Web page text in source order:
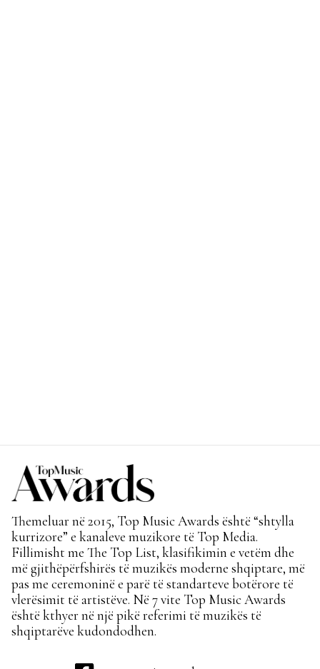
Themeluar në 2015, Top Music Awards është “shtylla
kurrizore” e kanaleve muzikore të Top Media.
Fillimisht me The Top List, klasifikimin e vetëm dhe
më gjithëpërfshirës të muzikës moderne shqiptare, më
pas me ceremoninë e parë të standarteve botërore të
vlerësimit të artistëve. Në 7 vite Top Music Awards
është kthyer në një pikë referimi të muzikës të
shqiptarëve kudondodhen.